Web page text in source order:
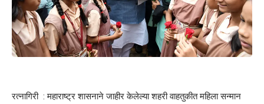
रत्नागिरी : महाराष्ट्र शासनाने जाहीर केलेल्या शहरी वाहतुकीत महिला सन्मान